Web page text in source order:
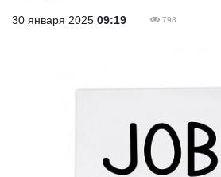
30 января 2025 09:19 798